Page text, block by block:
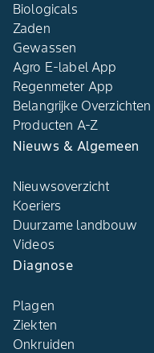
Biologicals
Zaden
Gewassen
Agro E-label App
Regenmeter App
Belangrijke Overzichten
Producten A-Z
Nieuws & Algemeen
Nieuwsoverzicht
Koeriers
Duurzame landbouw
Videos
Diagnose
Plagen
Ziekten
Onkruiden